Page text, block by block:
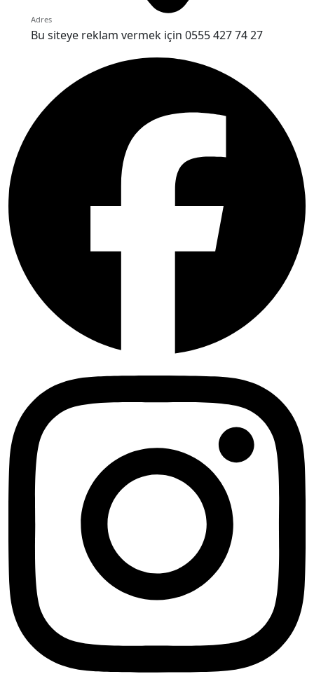
Adres
Bu siteye reklam vermek için 0555 427 74 27